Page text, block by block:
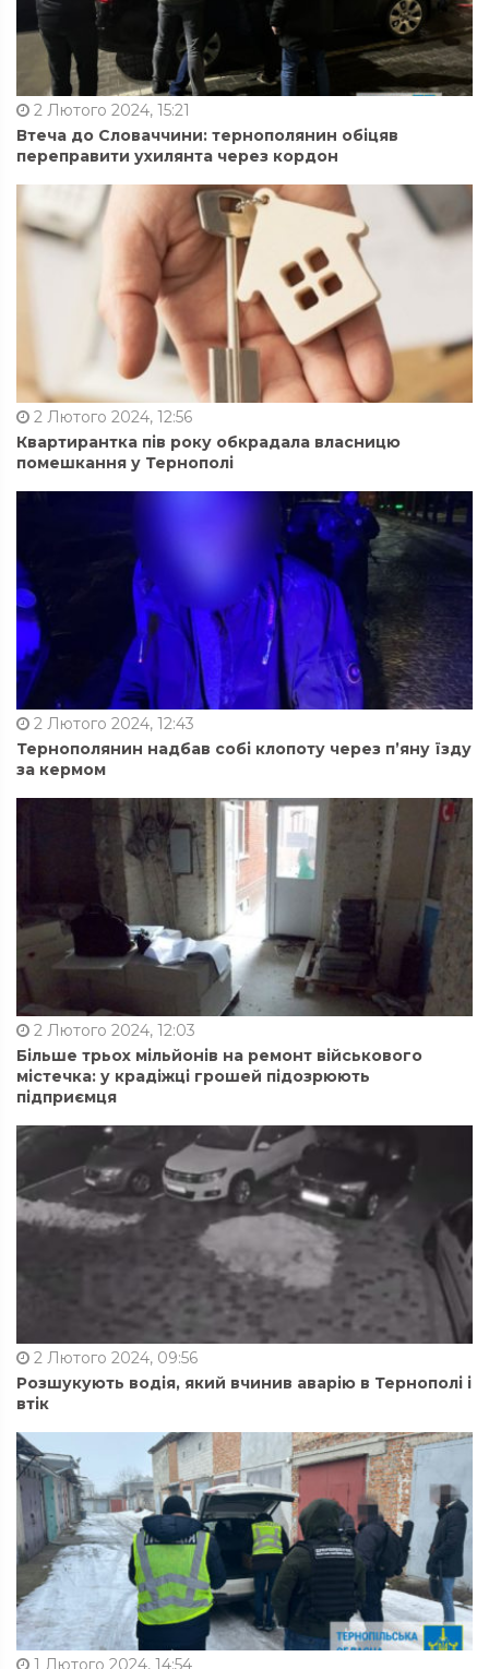
2 Лютого 2024, 15:21
Втеча до Словаччини: тернополянин обіцяв
переправити ухилянта через кордон
2 Лютого 2024, 12:56
Квартирантка пів року обкрадала власницю
помешкання у Тернополі
2 Лютого 2024, 12:43
Тернополянин надбав собі клопоту через п’яну їзду
за кермом
2 Лютого 2024, 12:03
Більше трьох мільйонів на ремонт військового
містечка: у крадіжці грошей підозрюють
підприємця
2 Лютого 2024, 09:56
Розшукують водія, який вчинив аварію в Тернополі і
втік